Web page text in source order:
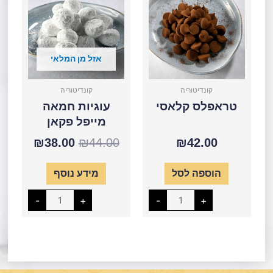
קונדיטוריה
טראפלס קלאסי
₪42.00
הוספה לסל
-
קלאסי
+
אזל מן המלאי
קונדיטוריה
עוגיות חמאה
מייפל פקאן
₪44.00
היה:
₪44.00.
₪38.00
הוא:
מידע נוסף
-
חמאה
מייפל
פקאן
+